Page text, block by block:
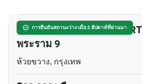
การยืนยันสถานะว่าง เมื่อ 2 สัปดาห์ที่ผ่านมา
คอนโด 2-ห้องนอน ใกล้ MRT
พระราม 9
ห้วยขวาง, กรุงเทพ